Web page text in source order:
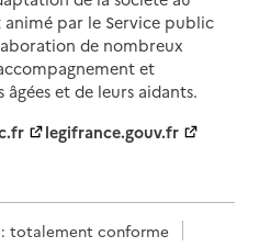
par le Service public
de nombreux
et
et de leurs aidants.
legifrance.gouv.fr
totalement conforme